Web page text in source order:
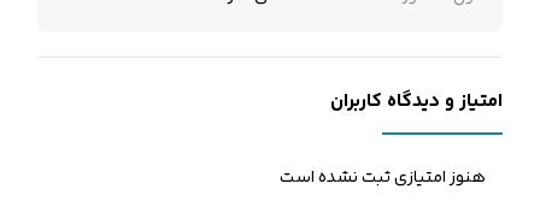
امتیاز و دیدگاه کاربران
هنوز امتیازی ثبت نشده است